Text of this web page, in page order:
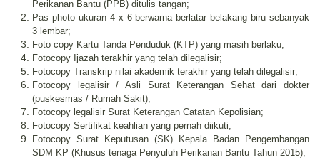
Perikanan Bantu (PPB) ditulis tangan;
Pas photo ukuran 4 x 6 berwarna berlatar belakang biru sebanyak
3 lembar;
Foto copy Kartu Tanda Penduduk (KTP) yang masih berlaku;
Fotocopy Ijazah terakhir yang telah dilegalisir;
Fotocopy Transkrip nilai akademik terakhir yang telah dilegalisir;
Fotocopy legalisir / Asli Surat Keterangan Sehat dari dokter
(puskesmas / Rumah Sakit);
Fotocopy legalisir Surat Keterangan Catatan Kepolisian;
Fotocopy Sertifikat keahlian yang pernah diikuti;
Fotocopy Surat Keputusan (SK) Kepala Badan Pengembangan
SDM KP (Khusus tenaga Penyuluh Perikanan Bantu Tahun 2015);